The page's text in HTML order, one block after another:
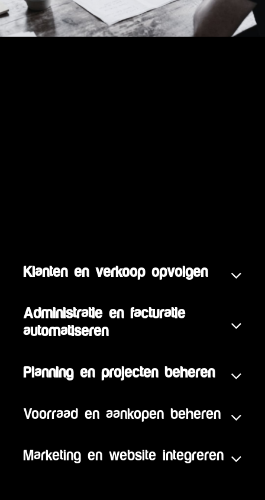
Klanten en verkoop opvolgen
Administratie en facturatie
automatiseren
Planning en projecten beheren
Voorraad en aankopen beheren
Marketing en website integreren